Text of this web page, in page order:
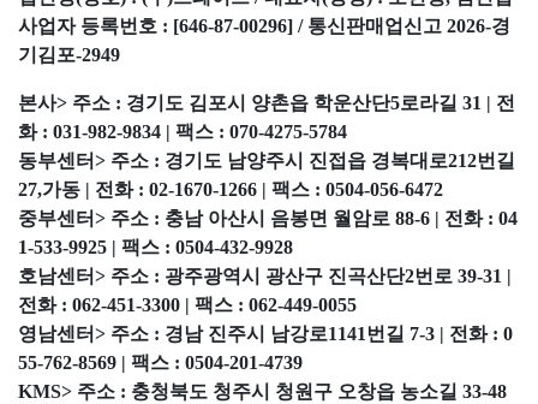
사업자 등록번호 : [646-87-00296] / 통신판매업신고 2026-경
기김포-2949
본사> 주소 : 경기도 김포시 양촌읍 학운산단5로라길 31 | 전
화 : 031-982-9834 | 팩스 : 070-4275-5784
동부센터> 주소 : 경기도 남양주시 진접읍 경복대로212번길
27,가동 | 전화 : 02-1670-1266 | 팩스 : 0504-056-6472
중부센터> 주소 : 충남 아산시 음봉면 월암로 88-6 | 전화 : 04
1-533-9925 | 팩스 : 0504-432-9928
호남센터> 주소 : 광주광역시 광산구 진곡산단2번로 39-31 |
전화 : 062-451-3300 | 팩스 : 062-449-0055
영남센터> 주소 : 경남 진주시 남강로1141번길 7-3 | 전화 : 0
55-762-8569 | 팩스 : 0504-201-4739
KMS> 주소 : 충청북도 청주시 청원구 오창읍 농소길 33-48